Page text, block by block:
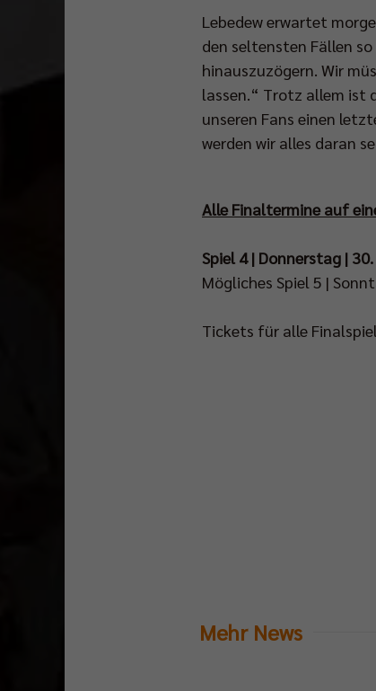
Lebedew erwartet
den seltensten Fällen
hinauszuzögern. Wir
lassen.“ Trotz allem ist
unseren Fans einen
werden wir alles daran
Alle Finaltermine auf
Spiel 4 | Donnerstag |
Mögliches Spiel 5 |
Tickets für alle
Mehr News